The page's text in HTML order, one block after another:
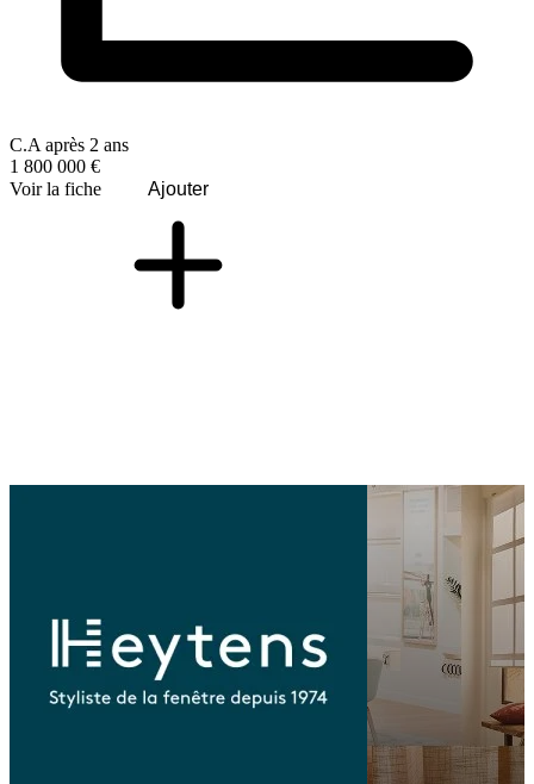
C.A après 2 ans
1 800 000 €
Voir la fiche
Ajouter